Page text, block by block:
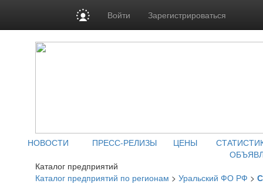
Войти Зарегистрироваться
НОВОСТИ ПРЕСС-РЕЛИЗЫ ЦЕНЫ
Каталог предприятий
Каталог предприятий по регионам > Уральский ФО РФ >